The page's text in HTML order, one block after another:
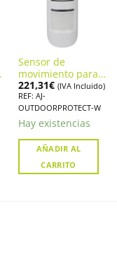
Sensor de
movimiento para
exterior Ajax
MotionProtect
Outdoor
221,31€ (IVA Incluido)
REF: AJ-
OUTDOORPROTECT-W
Hay existencias
AÑADIR AL
CARRITO